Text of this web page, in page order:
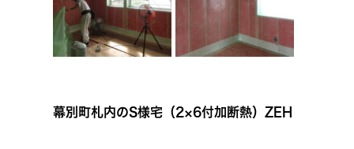
幕別町札内のS様宅（2×6付加断熱）ZEH